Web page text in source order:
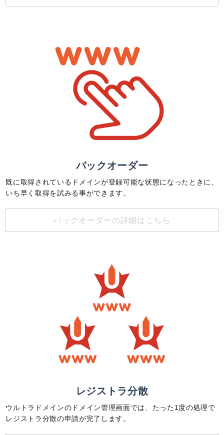
バックオーダー
既に取得されているドメインが登録可能な状態になったときに、
いち早く取得を試みる事ができます。
バックオーダーの詳細はこちら
レジストラ分散
ウルトラドメインのドメイン管理画面では、たった1度の処理で
レジストラ分散の申請が完了します。